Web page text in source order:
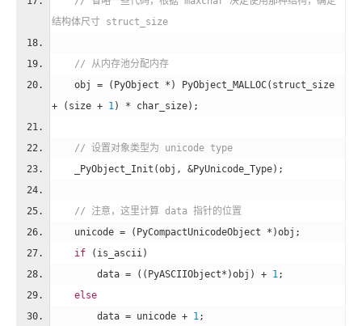
结构体尺寸 struct_size
// 从内存池分配内存
    obj = (PyObject *) PyObject_MALLOC(struct_size
+ (size + 1) * char_size);
// 设置对象类型为 unicode type
    _PyObject_Init(obj, &PyUnicode_Type);
// 注意，这里计算 data 指针的位置
    unicode = (PyCompactUnicodeObject *)obj;
if (is_ascii)
        data = ((PyASCIIObject*)obj) +
1;
else
        data = unicode +
1;